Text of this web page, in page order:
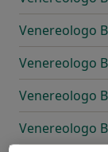
Venereologo
Venereologo
Venereologo
Venereologo